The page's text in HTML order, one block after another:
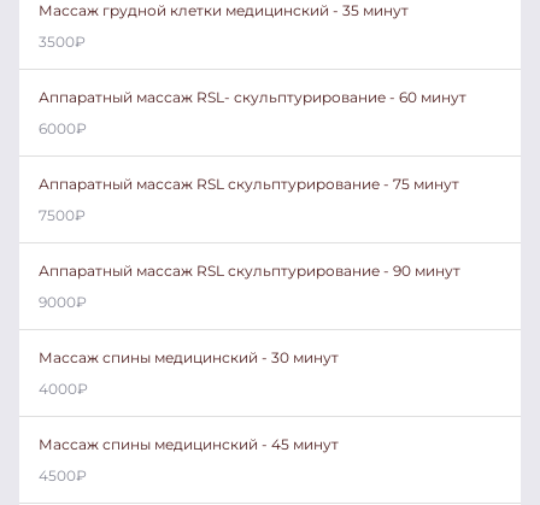
Массаж грудной клетки медицинский - 35 минут
3500₽
Аппаратный массаж RSL- скульптурирование - 60 минут
6000₽
Аппаратный массаж RSL скульптурирование - 75 минут
7500₽
Аппаратный массаж RSL скульптурирование - 90 минут
9000₽
Массаж спины медицинский - 30 минут
4000₽
Массаж спины медицинский - 45 минут
4500₽